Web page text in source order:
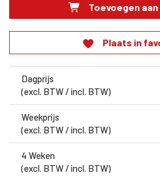
Toevoegen
Plaats in
Dagprijs
(excl. BTW / incl. BTW)
Weekprijs
(excl. BTW / incl. BTW)
4 Weken
(excl. BTW / incl. BTW)